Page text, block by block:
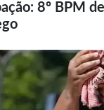
8º BPM